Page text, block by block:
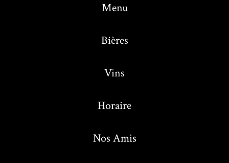
Menu
Bières
Vins
Horaire
Nos Amis